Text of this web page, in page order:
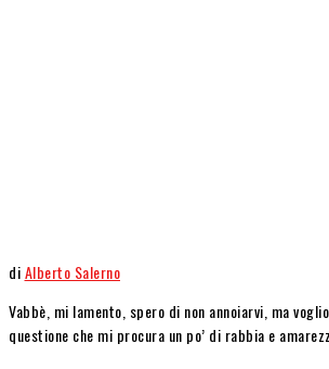
diAlberto Salerno
Vabbè, mi lamento, spero di non annoiarvi, ma
questione che mi procura un po’ di rabbia e